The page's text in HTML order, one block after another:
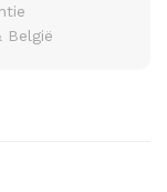
België